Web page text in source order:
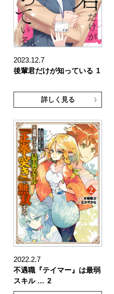
2023.12.7
後輩君だけが知っている 1
詳しく見る
2022.2.7
不遇職『テイマー』は最弱
スキル … 2